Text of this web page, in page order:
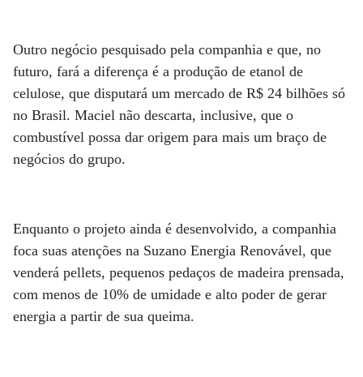
Outro negócio pesquisado pela companhia e que, no
futuro, fará a diferença é a produção de etanol de
celulose, que disputará um mercado de R$ 24 bilhões só
no Brasil. Maciel não descarta, inclusive, que o
combustível possa dar origem para mais um braço de
negócios do grupo.
Enquanto o projeto ainda é desenvolvido, a companhia
foca suas atenções na Suzano Energia Renovável, que
venderá pellets, pequenos pedaços de madeira prensada,
com menos de 10% de umidade e alto poder de gerar
energia a partir de sua queima.